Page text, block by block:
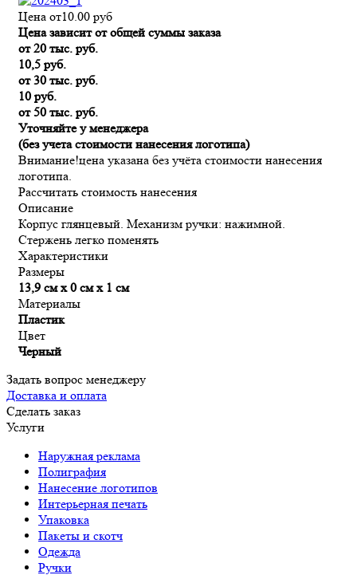
Цена от10.00 руб
Цена зависит от общей суммы заказа
от 20 тыс. руб.
10,5 руб.
от 30 тыс. руб.
10 руб.
от 50 тыс. руб.
Уточняйте у менеджера
(без учета стоимости нанесения логотипа)
Внимание!цена указана без учёта стоимости нанесения
логотипа.
Рассчитать стоимость нанесения
Описание
Корпус глянцевый. Механизм ручки: нажимной.
Стержень легко поменять
Характеристики
Размеры
13,9 см х 0 см х 1 см
Материалы
Пластик
Цвет
Черный
Задать вопрос менеджеру
Доставка и оплата
Сделать заказ
Услуги
Наружная реклама
Полиграфия
Нанесение логотипов
Интерьерная печать
Упаковка
Пакеты и скотч
Одежда
Ручки